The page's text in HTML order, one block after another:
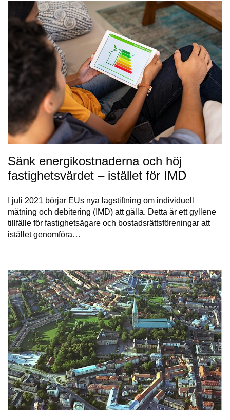
Sänk energikostnaderna och höj
fastighetsvärdet – istället för IMD
I juli 2021 börjar EUs nya lagstiftning om individuell
mätning och debitering (IMD) att gälla. Detta är ett gyllene
tillfälle för fastighetsägare och bostadsrättsföreningar att
istället genomföra…